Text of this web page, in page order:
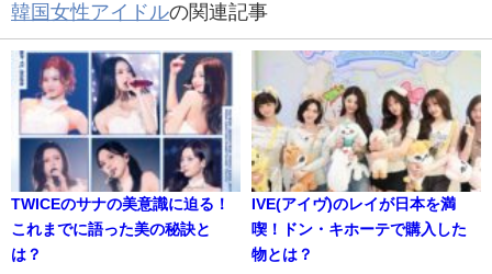
韓国女性アイドルの関連記事
TWICEのサナの美意識に迫る！
これまでに語った美の秘訣と
は？
IVE(アイヴ)のレイが日本を満
喫！ドン・キホーテで購入した
物とは？